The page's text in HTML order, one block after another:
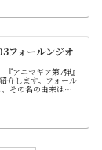
フォールンジオ
アニマギア第7弾』
介します。フォール
その名の由来は